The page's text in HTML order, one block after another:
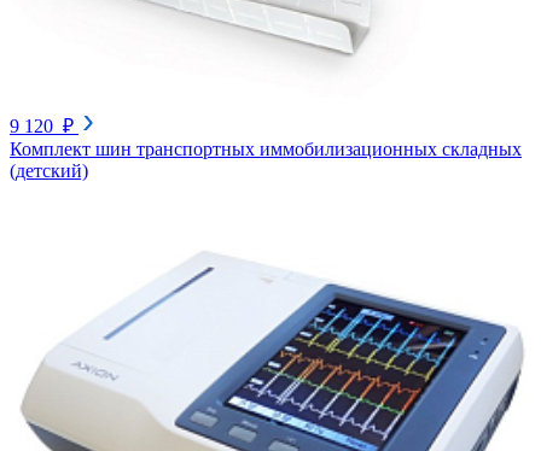
9 120 ₽
Комплект шин транспортных иммобилизационных складных
(детский)